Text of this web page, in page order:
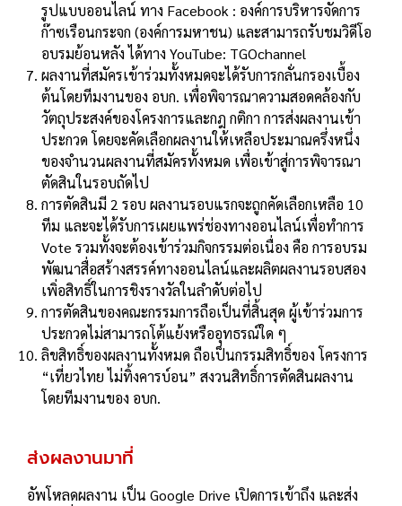
รูปแบบออนไลน์ ทาง Facebook : องค์การบริหารจัดการ
ก๊าซเรือนกระจก (องค์การมหาชน) และสามารถรับชมวิดีโอ
อบรมย้อนหลัง ได้ทาง YouTube: TGOchannel
ผลงานที่สมัครเข้าร่วมทั้งหมดจะได้รับการกลั่นกรองเบื้อง
ต้นโดยทีมงานของ อบก. เพื่อพิจารณาความสอดคล้องกับ
วัตถุประสงค์ของโครงการและกฎ กติกา การส่งผลงานเข้า
ประกวด โดยจะคัดเลือกผลงานให้เหลือประมาณครึ่งหนึ่ง
ของจำนวนผลงานที่สมัครทั้งหมด เพื่อเข้าสู่การพิจารณา
ตัดสินในรอบถัดไป
การตัดสินมี 2 รอบ ผลงานรอบแรกจะถูกคัดเลือกเหลือ 10
ทีม และจะได้รับการเผยแพร่ช่องทางออนไลน์เพื่อทำการ
Vote รวมทั้งจะต้องเข้าร่วมกิจกรรมต่อเนื่อง คือ การอบรม
พัฒนาสื่อสร้างสรรค์ทางออนไลน์และผลิตผลงานรอบสอง
เพิ่อสิทธิ์ในการชิงรางวัลในลำดับต่อไป
การตัดสินของคณะกรรมการถือเป็นที่สิ้นสุด ผู้เข้าร่วมการ
ประกวดไม่สามารถโต้แย้งหรืออุทธรณ์ใด ๆ
ลิขสิทธิ์ของผลงานทั้งหมด ถือเป็นกรรมสิทธิ์ของ โครงการ
“เที่ยวไทย ไม่ทิ้งคารบ์อน” สงวนสิทธิ์การตัดสินผลงาน
โดยทีมงานของ อบก.
ส่งผลงานมาที่
อัพโหลดผลงาน เป็น Google Drive เปิดการเข้าถึง และส่ง